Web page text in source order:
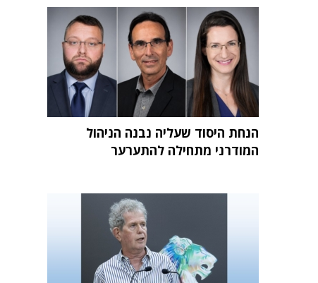
הנחת היסוד שעליה נבנה הניהול
המודרני מתחילה להתערער